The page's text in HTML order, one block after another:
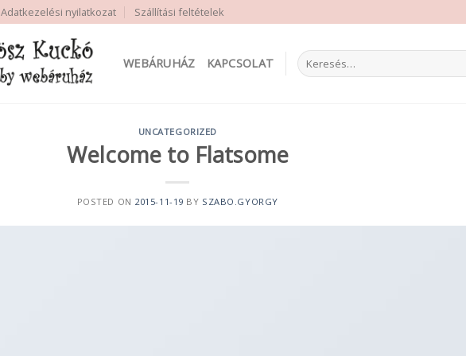
Adatkezelési nyilatkozat Szállítási feltételek
WEBÁRUHÁZ KAPCSOLAT
Keresés
a
UNCATEGORIZED
Welcome to Flatsome
POSTED ON 2015-11-19 BY SZABO.GYORGY